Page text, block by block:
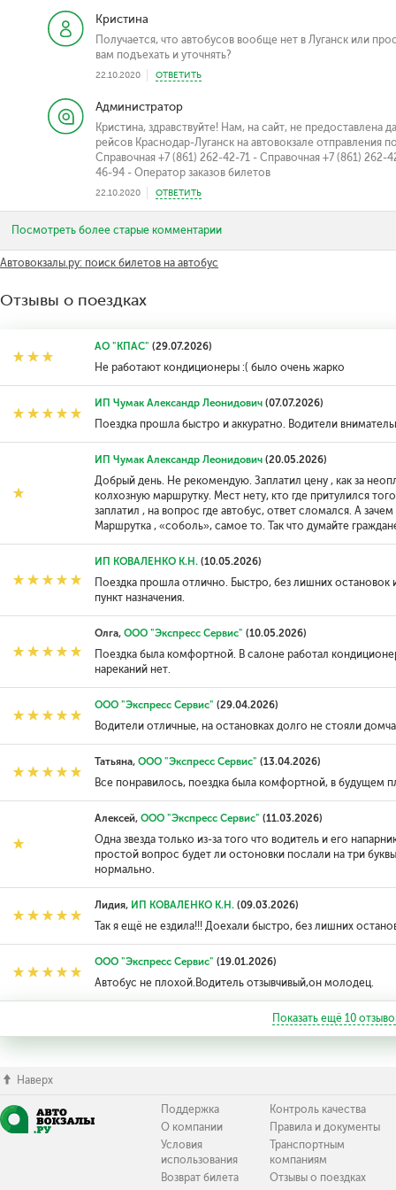
Кристина
Получается, что автобусов вообще нет в Луганск или
вам подъехать и уточнять?
22.10.2020 ОТВЕТИТЬ
Администратор
Кристина, здравствуйте! Нам, на сайт, не
рейсов Краснодар-Луганск на автовокзале отправления
Справочная +7 (861) 262-42-71 - Справочная +7 (861) 262-
46-94 - Оператор заказов билетов
22.10.2020 ОТВЕТИТЬ
Посмотреть более старые комментарии
Автовокзалы.ру: поиск билетов на автобус
Отзывы о поездках
АО "КПАС" (29.07.2026)
Не работают кондиционеры :( было очень жарко
ИП Чумак Александр Леонидович(07.07.2026)
Поездка прошла быстро и аккуратно. Водители
ИП Чумак Александр Леонидович(20.05.2026)
Добрый день. Не рекомендую. Заплатил цену , как за
колхозную маршрутку. Мест нету, кто где притулился
заплатил , на вопрос где автобус, ответ сломался. А
Маршрутка , «соболь», самое то. Так что думайте
ИП КОВАЛЕНКО К.Н.(10.05.2026)
Поездка прошла отлично. Быстро, без лишних
пункт назначения.
Олга, ООО "Экспресс Сервис" (10.05.2026)
Поездка была комфортной. В салоне работал
нареканий нет.
ООО "Экспресс Сервис" (29.04.2026)
Водители отличные, на остановках долго не стояли
Татьяна, ООО "Экспресс Сервис" (13.04.2026)
Все понравилось, поездка была комфортной, в будущем
Алексей, ООО "Экспресс Сервис" (11.03.2026)
Одна звезда только из-за того что водитель и его
простой вопрос будет ли остоновки послали на три
нормально.
Лидия, ИП КОВАЛЕНКО К.Н.(09.03.2026)
Так я ещё не ездила!!! Доехали быстро, без лишних
ООО "Экспресс Сервис" (19.01.2026)
Автобус не плохой.Водитель отзывчивый,он молодец.
Показать ещё 10
Наверх
Поддержка
О компании
Условия
использования
Возврат билета
Контроль качества
Правила и документы
Транспортным
компаниям
Отзывы о поездках